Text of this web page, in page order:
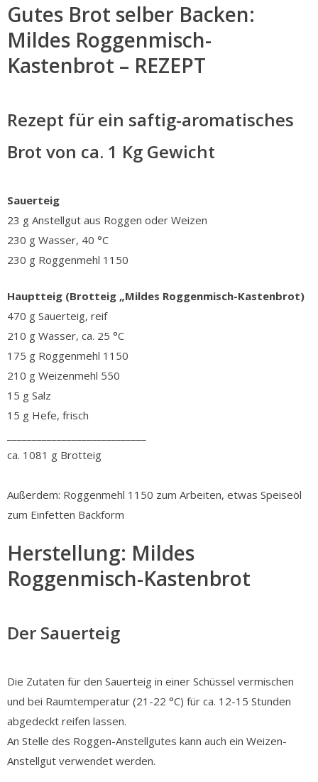
Gutes Brot selber Backen:
Mildes Roggenmisch-
Kastenbrot – REZEPT
Rezept für ein saftig-aromatisches
Brot von ca. 1 Kg Gewicht
Sauerteig
23 g Anstellgut aus Roggen oder Weizen
230 g Wasser, 40 °C
230 g Roggenmehl 1150
Hauptteig (Brotteig „Mildes Roggenmisch-Kastenbrot)
470 g Sauerteig, reif
210 g Wasser, ca. 25 °C
175 g Roggenmehl 1150
210 g Weizenmehl 550
15 g Salz
15 g Hefe, frisch
ca. 1081 g Brotteig
Außerdem: Roggenmehl 1150 zum Arbeiten, etwas Speiseöl
zum Einfetten Backform
Herstellung: Mildes
Roggenmisch-Kastenbrot
Der Sauerteig
Die Zutaten für den Sauerteig in einer Schüssel vermischen
und bei Raumtemperatur (21-22 °C) für ca. 12-15 Stunden
abgedeckt reifen lassen.
An Stelle des Roggen-Anstellgutes kann auch ein Weizen-
Anstellgut verwendet werden.